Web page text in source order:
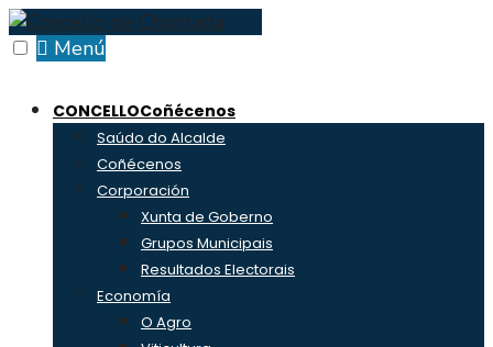
Skip
to
Menú
CONCELLOCoñécenos
Saúdo do Alcalde
Coñécenos
Corporación
Xunta de Goberno
Grupos Municipais
Resultados Electorais
Economía
O Agro